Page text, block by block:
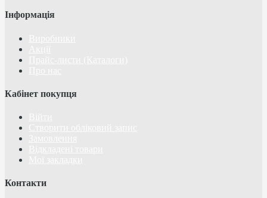
Інформація
Кабінет покупця
Контакти